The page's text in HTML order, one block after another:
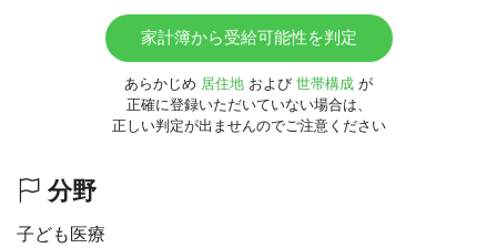
家計簿から受給可能性を判定
あらかじめ 居住地 および 世帯構成 が
正確に登録いただいていない場合は、
正しい判定が出ませんのでご注意ください
分野
子ども医療